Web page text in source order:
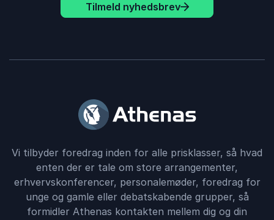
Tilmeld nyhedsbrev
Vi tilbyder foredrag inden for alle prisklasser, så hvad
enten der er tale om store arrangementer,
erhvervskonferencer, personalemøder, foredrag for
unge og gamle eller debatskabende grupper, så
formidler Athenas kontakten mellem dig og din